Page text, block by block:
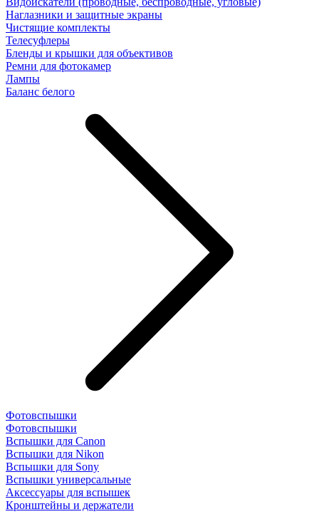
Наглазники и защитные экраны
Чистящие комплекты
Телесуфлеры
Бленды и крышки для объективов
Ремни для фотокамер
Лампы
Баланс белого
Фотовспышки
Фотовспышки
Вспышки для Canon
Вспышки для Nikon
Вспышки для Sony
Вспышки универсальные
Аксесcуары для вспышек
Кронштейны и держатели